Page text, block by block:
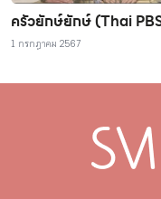
ครัวยักษ์ยักษ์ (Thai
1 กรกฎาคม 2567